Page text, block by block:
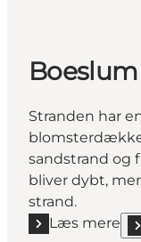
Stranden har
sandstrand og
bliver dybt,
strand.
Læs mere
Læs mere